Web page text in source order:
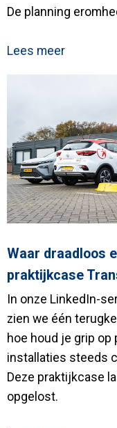
De planning
Lees meer
Waar draadloos
praktijkcase
In onze LinkedIn-
zien we één
hoe houd je grip
installaties steeds
Deze praktijkcase
opgelost.